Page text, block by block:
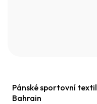
Pánské sportovní textil
Bahrain